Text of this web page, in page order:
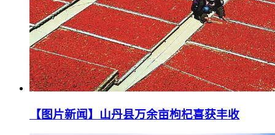
【图片新闻】山丹县万余亩枸杞喜获丰收